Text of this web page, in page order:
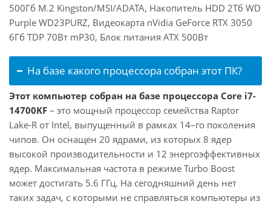
500Гб M.2 Kingston/MSI/ADATA, Накопитель HDD 2Тб WD
Purple WD23PURZ, Видеокарта nVidia GeForce RTX 3050
6Гб TDP 70Вт mP30, Блок питания ATX 500Вт
На базе какого процессора собран этот ПК?
Этот компьютер собран на базе процессора Core i7-
14700KF – это мощный процессор семейства Raptor
Lake-R от Intel, выпущенный в рамках 14–го поколения
чипов. Он оснащен 20 ядрами, из которых 8 ядер
высокой производительности и 12 энергоэффективных
ядер. Максимальная частота в режиме Turbo Boost
может достигать 5.6 ГГц. На сегодняшний день нет
таких задач, с которыми не справляться компьютеры из